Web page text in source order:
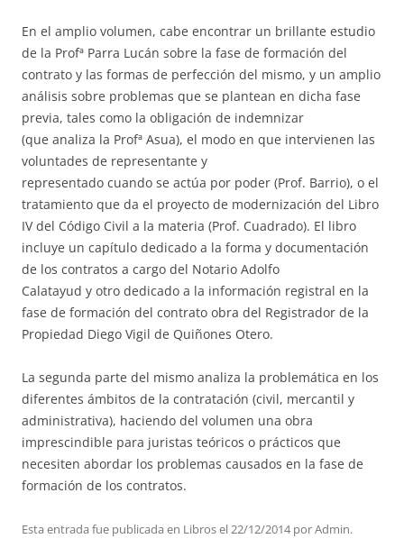
En el amplio volumen, cabe encontrar un brillante estudio
de la Profª Parra Lucán sobre la fase de formación del
contrato y las formas de perfección del mismo, y un amplio
análisis sobre problemas que se plantean en dicha fase
previa, tales como la obligación de indemnizar
(que analiza la Profª Asua), el modo en que intervienen las
voluntades de representante y
representado cuando se actúa por poder (Prof. Barrio), o el
tratamiento que da el proyecto de modernización del Libro
IV del Código Civil a la materia (Prof. Cuadrado). El libro
incluye un capítulo dedicado a la forma y documentación
de los contratos a cargo del Notario Adolfo
Calatayud y otro dedicado a la información registral en la
fase de formación del contrato obra del Registrador de la
Propiedad Diego Vigil de Quiñones Otero.
La segunda parte del mismo analiza la problemática en los
diferentes ámbitos de la contratación (civil, mercantil y
administrativa), haciendo del volumen una obra
imprescindible para juristas teóricos o prácticos que
necesiten abordar los problemas causados en la fase de
formación de los contratos.
Esta entrada fue publicada en Librosel22/12/2014porAdmin.